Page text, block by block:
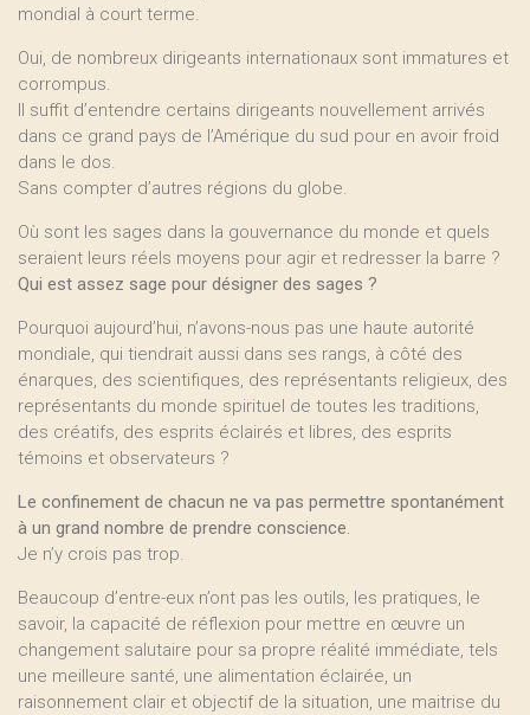
mondial à court terme.
Oui, de nombreux dirigeants internationaux sont immatures et
corrompus.
Il suffit d’entendre certains dirigeants nouvellement arrivés
dans ce grand pays de l’Amérique du sud pour en avoir froid
dans le dos.
Sans compter d’autres régions du globe.
Où sont les sages dans la gouvernance du monde et quels
seraient leurs réels moyens pour agir et redresser la barre ?
Qui est assez sage pour désigner des sages ?
Pourquoi aujourd’hui, n’avons-nous pas une haute autorité
mondiale, qui tiendrait aussi dans ses rangs, à côté des
énarques, des scientifiques, des représentants religieux, des
représentants du monde spirituel de toutes les traditions,
des créatifs, des esprits éclairés et libres, des esprits
témoins et observateurs ?
Le confinement de chacun ne va pas permettre spontanément
à un grand nombre de prendre conscience.
Je n’y crois pas trop.
Beaucoup d’entre-eux n’ont pas les outils, les pratiques, le
savoir, la capacité de réflexion pour mettre en œuvre un
changement salutaire pour sa propre réalité immédiate, tels
une meilleure santé, une alimentation éclairée, un
raisonnement clair et objectif de la situation, une maitrise du